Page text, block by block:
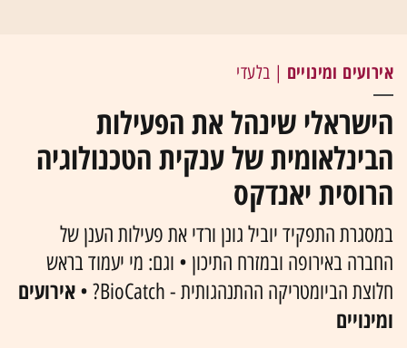
אירועים ומינויים | בלעדי
הישראלי שינהל את הפעילות
הבינלאומית של ענקית הטכנולוגיה
הרוסית יאנדקס
במסגרת התפקיד יוביל גונן ורדי את פעילות הענן של
החברה באירופה ובמזרח התיכון • וגם: מי יעמוד בראש
חלוצת הביומטריקה ההתנהגותית - BioCatch? •
אירועים
ומינויים